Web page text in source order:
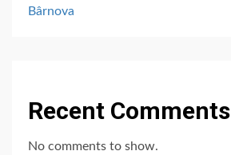
Bârnova
Recent Comments
No comments to show.